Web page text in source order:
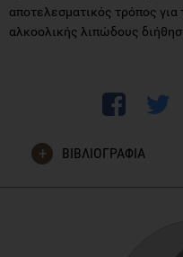
αποτελεσματικός τρόπος για
αλκοολικής λιπώδους
ΒΙΒΛΙΟΓΡΑΦΙΑ